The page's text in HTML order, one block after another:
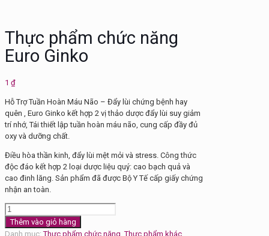
Thực phẩm chức năng
Euro Ginko
1 ₫
Hỗ Trợ Tuần Hoàn Máu Não – Đẩy lùi chứng bệnh hay
quên , Euro Ginko kết hợp 2 vị thảo dược đẩy lùi suy giảm
trí nhớ, Tái thiết lập tuần hoàn máu não, cung cấp đầy đủ
oxy và dưỡng chất.
Điều hòa thần kinh, đẩy lùi mệt mỏi và stress. Công thức
độc đáo kết hợp 2 loại dược liệu quý: cao bạch quả và
cao đinh lăng. Sản phẩm đã được Bộ Y Tế cấp giấy chứng
nhận an toàn.
Thực
phẩm
chức
Thêm vào giỏ hàng
Danh mục:Thực phẩm chức năng ,Thực phẩm khác